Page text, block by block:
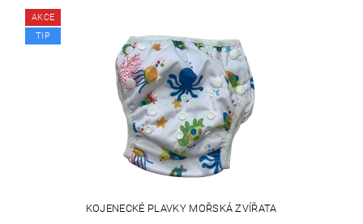
AKCE
TIP
KOJENECKÉ PLAVKY MOŘSKÁ ZVÍŘATA